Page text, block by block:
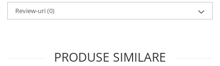
Review-uri(0)
PRODUSE SIMILARE